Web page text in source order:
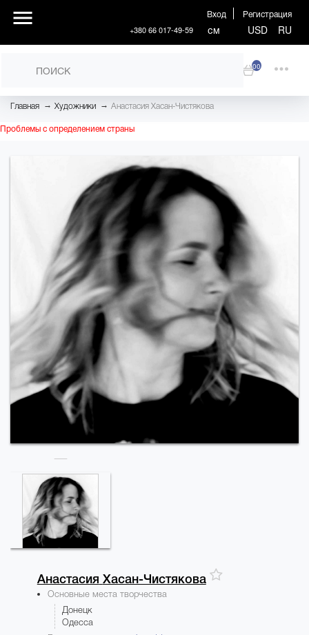
Вход Регистрация
+380 66 017-49-59 см USD RU
00
Главная → Художники → Анастасия Хасан-Чистякова
Проблемы с определением страны
Анастасия Хасан-Чистякова
Основные места творчества
Донецк
Одесса